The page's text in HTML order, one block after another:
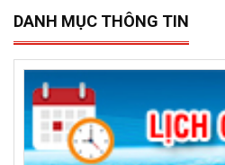
DANH MỤC THÔNG TIN